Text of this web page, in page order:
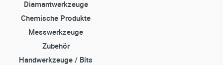
Diamantwerkzeuge
Chemische Produkte
Messwerkzeuge
Zubehör
Handwerkzeuge / Bits